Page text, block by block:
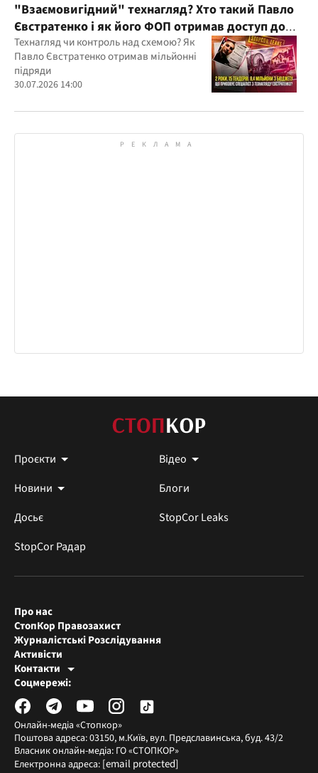
"Взаємовигідний" технагляд? Хто такий Павло
Євстратенко і як його ФОП отримав доступ до
бюджетних мільйонів?
Технагляд чи контроль над схемою? Як
Павло Євстратенко отримав мільйонні
підряди
30.07.2026 14:00
Проєкти
Відео
Новини
Блоги
Досьє
StopCor Leaks
StopCor Радар
Онлайн-медіа «Стопкор»
Поштова адреса: 03150, м.Київ, вул. Предславинська, буд. 43/2
Власник онлайн-медіа: ГО «СТОПКОР»
Електронна адреса: [email protected]
Про нас
СтопКор Правозахист
Журналістські Розслідування
Активісти
Контакти
Редакція СтопКора
Журналісти-розслідувачі
Соцмережі: